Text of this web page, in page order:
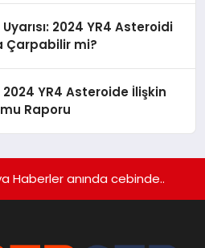
Uyarısı: 2024 YR4 Asteroidi
Çarpabilir mi?
2024 YR4 Asteroide İlişkin
Raporu
Haberler anında cebinde..